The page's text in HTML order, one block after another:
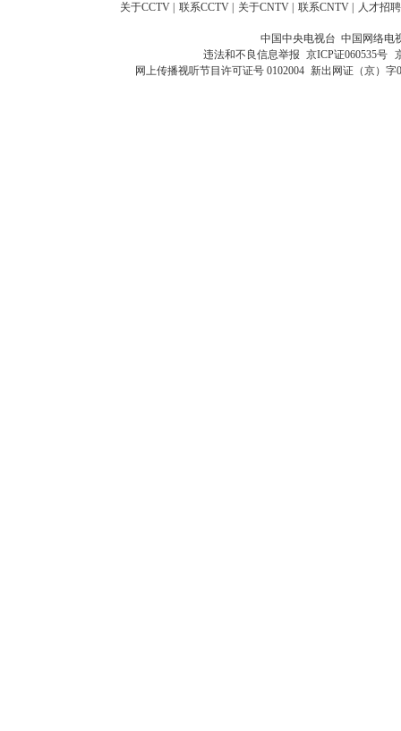
关于CCTV 联系CCTV 关于CNTV 联系CNTV 人才招聘
中国中央电视台 中国网络电
违法和不良信息举报 京ICP证060535号
网上传播视听节目许可证号 0102004 新出网证（京）